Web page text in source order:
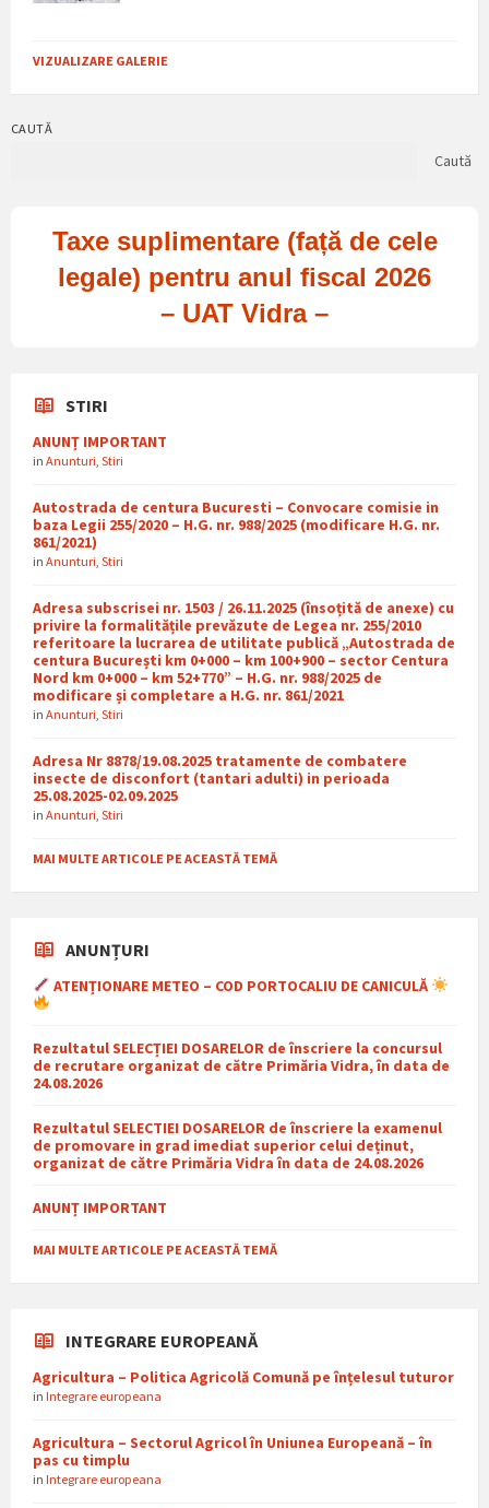
VIZUALIZARE GALERIE
CAUTĂ
Caută
Taxe suplimentare (față de cele
legale) pentru anul fiscal 2026
– UAT Vidra –
STIRI
ANUNȚ IMPORTANT
in Anunturi Stiri
Autostrada de centura Bucuresti – Convocare comisie in
baza Legii 255/2020 – H.G. nr. 988/2025 (modificare H.G. nr.
861/2021)
in Anunturi Stiri
Adresa subscrisei nr. 1503 / 26.11.2025 (însoțită de anexe) cu
privire la formalitățile prevăzute de Legea nr. 255/2010
referitoare la lucrarea de utilitate publică „Autostrada de
centura București km 0+000 – km 100+900 – sector Centura
Nord km 0+000 – km 52+770” – H.G. nr. 988/2025 de
modificare și completare a H.G. nr. 861/2021
in Anunturi Stiri
Adresa Nr 8878/19.08.2025 tratamente de combatere
insecte de disconfort (tantari adulti) in perioada
25.08.2025-02.09.2025
in Anunturi Stiri
MAI MULTE ARTICOLE PE ACEASTĂ TEMĂ
ANUNȚURI
ATENȚIONARE METEO – COD PORTOCALIU DE CANICULĂ
Rezultatul SELECȚIEI DOSARELOR de înscriere la concursul
de recrutare organizat de către Primăria Vidra, în data de
24.08.2026
Rezultatul SELECTIEI DOSARELOR de înscriere la examenul
de promovare in grad imediat superior celui deținut,
organizat de către Primăria Vidra în data de 24.08.2026
ANUNȚ IMPORTANT
MAI MULTE ARTICOLE PE ACEASTĂ TEMĂ
INTEGRARE EUROPEANĂ
Agricultura – Politica Agricolă Comună pe înțelesul tuturor
in Integrare europeana
Agricultura – Sectorul Agricol în Uniunea Europeană – în
pas cu timplu
in Integrare europeana